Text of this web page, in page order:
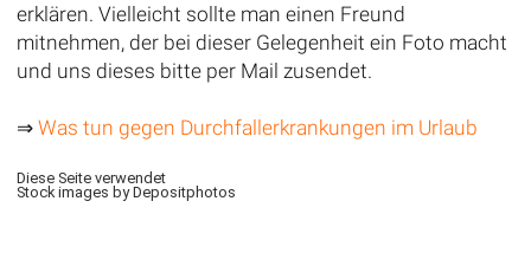
erklären. Vielleicht sollte man einen Freund
mitnehmen, der bei dieser Gelegenheit ein Foto macht
und uns dieses bitte per Mail zusendet.
⇒ Was tun gegen Durchfallerkrankungen im Urlaub
Diese Seite verwendet
Stock images by Depositphotos